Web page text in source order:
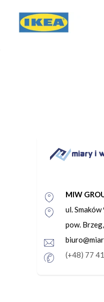
MIW
ul.
pow.
(+48) 77